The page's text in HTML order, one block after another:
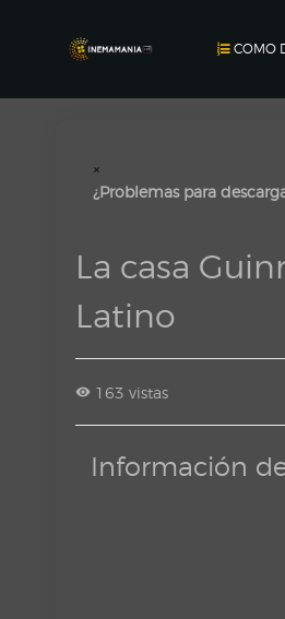
COMO
×
¿Problemas para
La casa
Latino
163 vistas
Información